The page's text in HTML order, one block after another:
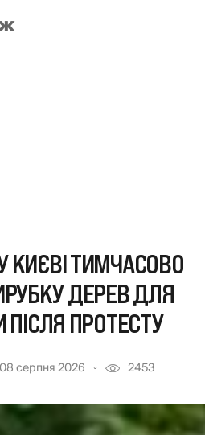
КИЄВІ ТИМЧАСОВО
ДЕРЕВ ДЛЯ
ПІСЛЯ ПРОТЕСТУ
08 серпня 2026 2453